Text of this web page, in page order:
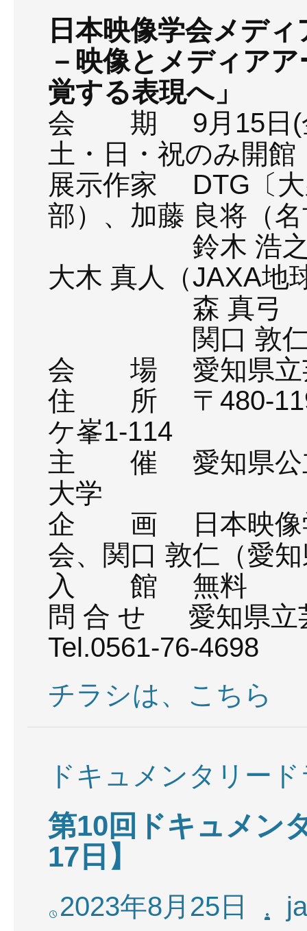
日本映像学会メデ
－映像とメディア
覚する表現へ」
会 期 9月15日(
土・日・祝のみ開
展示作家 DTG〔大
部）、加藤 良将（
鈴木 浩之（金
大木 真人（JAXA地
森 真弓 （愛
関口 敦仁（愛
会 場 愛知県立
住 所 〒480-1194
ケ峯1-114
主 催 愛知県公立
大学
企 画 日本映像学
会、関口 敦仁（愛
入 館 無料
問 合 せ 愛知県
Tel.0561-76-4698
チラシは、こちら
ドキュメンタリー
第10回ドキュメン
17日】
2023年8月25日